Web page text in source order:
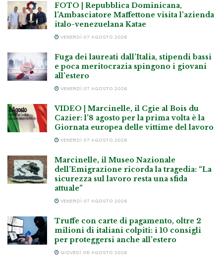
FOTO | Repubblica Dominicana,
l’Ambasciatore Maffettone visita l’azienda
italo-venezuelana Katae
VENERDÌ 07 AGOSTO 2026
Fuga dei laureati dall’Italia, stipendi bassi
e poca meritocrazia spingono i giovani
all’estero
VENERDÌ 07 AGOSTO 2026
VIDEO | Marcinelle, il Cgie al Bois du
Cazier: l’8 agosto per la prima volta è la
Giornata europea delle vittime del lavoro
VENERDÌ 07 AGOSTO 2026
Marcinelle, il Museo Nazionale
dell’Emigrazione ricorda la tragedia: “La
sicurezza sul lavoro resta una sfida
attuale”
VENERDÌ 07 AGOSTO 2026
Truffe con carte di pagamento, oltre 2
milioni di italiani colpiti: i 10 consigli
per proteggersi anche all’estero
GIOVEDÌ 06 AGOSTO 2026